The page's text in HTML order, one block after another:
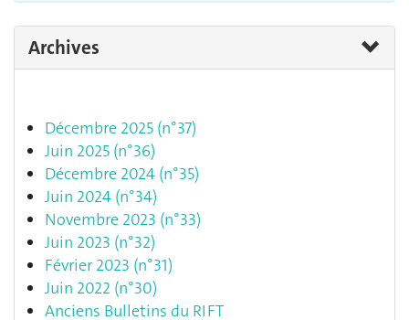
Archives
Décembre 2025 (n°37)
Juin 2025 (n°36)
Décembre 2024 (n°35)
Juin 2024 (n°34)
Novembre 2023 (n°33)
Juin 2023 (n°32)
Février 2023 (n°31)
Juin 2022 (n°30)
Anciens Bulletins du RIFT